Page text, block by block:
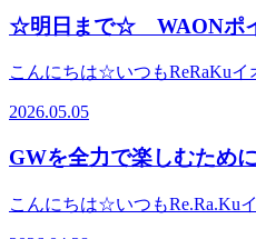
∀・
肩甲骨ストレッチで首、肩、
トレッチ®Re.Ra.Kuイオンモ
県木更津市築地1－4 イオン
38-4530オンライン予約は24時
は、ぜひお気軽にご相談くだ
丁寧に対応させていただきま
体を温める寒暖差疲労対策の
にゆっくり浸かる・温かい飲
減されます♪シャワーだけで済
けでも湯船に浸かってみてく
レッチをする「運動しなきゃ
大切なのは身体を動かすこと
す・寝る前にストレッチをす
分が入ってます。50分(ボディ
(ボディ60分+爽快10分) ￥
分) ￥9,980※全て税込価格で
います。詳しいはスタッフに
てしまうと、筋肉はどんどん
イミングです☆暑い夏を元気
「寒い！」と思ったら急に「
動がかなり激しくなってきま
果、身体がだるい疲れが抜け
てもスッキリしないなど、体
っている方も多いのではない
ャーなど、楽しい時間を過ご
がかかっています。“GW疲れ
☆明日まで☆ WAONポ
こんにちは☆いつもReRaKu
は溜まっていませんか？GW
省、レジャーを満喫された方
楽しい時間を過ごした反面、
放置はちょっと危険実はこの
2026.05.05
GWを全力で楽しむため
こんにちは☆いつもRe.Ra.Ku